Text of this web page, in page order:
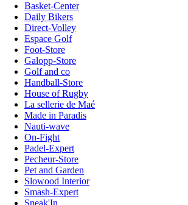
Basket-Center
Daily Bikers
Direct-Volley
Espace Golf
Foot-Store
Galopp-Store
Golf and co
Handball-Store
House of Rugby
La sellerie de Maé
Made in Paradis
Nauti-wave
On-Fight
Padel-Expert
Pecheur-Store
Pet and Garden
Slowood Interior
Smash-Expert